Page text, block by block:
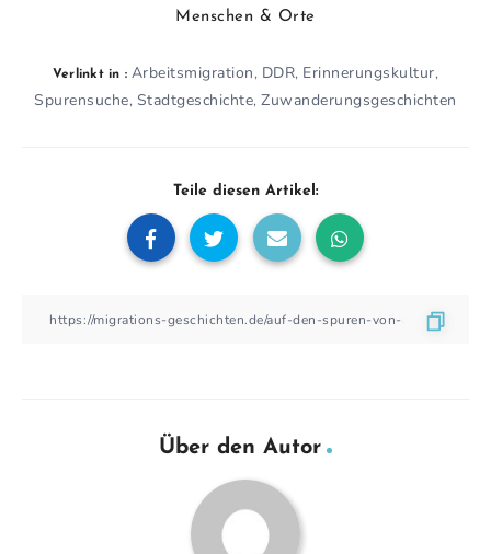
Menschen & Orte
Verlinkt in : Arbeitsmigration, DDR, Erinnerungskultur,
Spurensuche, Stadtgeschichte,Zuwanderungsgeschichten
Teile diesen Artikel:
Über den Autor